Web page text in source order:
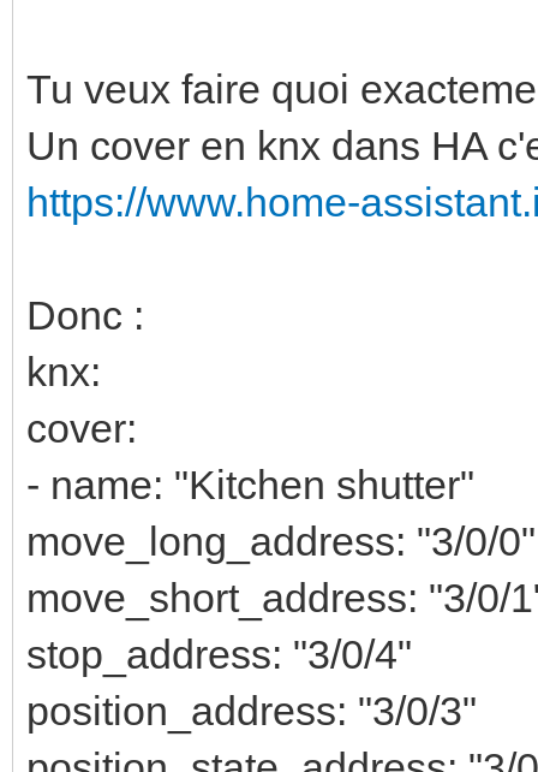
Tu veux faire quoi
Un cover en knx dans HA
https://www.home-
Donc :
knx:
cover:
- name: "Kitchen shutter"
move_long_address: "3/0/0"
move_short_address: "3/0/
stop_address: "3/0/4"
position_address: "3/0/3"